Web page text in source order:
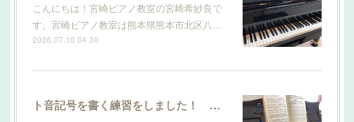
こんにちは！宮崎ピアノ教室の宮崎希紗良で
す。宮崎ピアノ教室は熊本県熊本市北区八…
2026.07.18 04:30
ト音記号を書く練習をしました！ 【宮崎ピアノ教室】